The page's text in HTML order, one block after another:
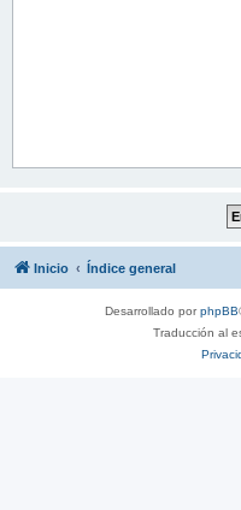
Inicio Índice general
Desarrollado porphpBB
Traducción al